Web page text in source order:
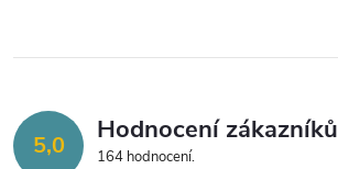
l
d 5,0 Hodnocení zákazníků
164 hodnocení